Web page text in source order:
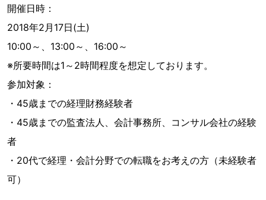
開催日時：
2018年2月17日(土)
10:00～、13:00～、16:00～
※所要時間は1～2時間程度を想定しております。
参加対象：
・45歳までの経理財務経験者
・45歳までの監査法人、会計事務所、コンサル会社の経験
者
・20代で経理・会計分野での転職をお考えの方（未経験者
可）